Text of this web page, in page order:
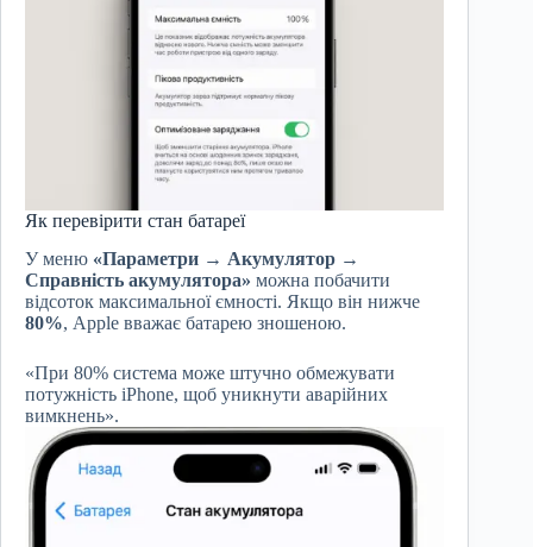
Як перевірити стан батареї
У меню «Параметри → Акумулятор →
Справність акумулятора» можна побачити
відсоток максимальної ємності. Якщо він нижче
80%, Apple вважає батарею зношеною.
«При 80% система може штучно обмежувати
потужність iPhone, щоб уникнути аварійних
вимкнень».